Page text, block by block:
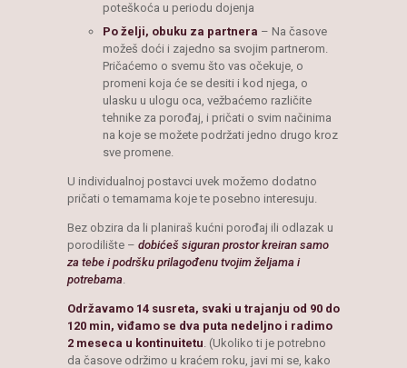
poteškoća u periodu dojenja
Po želji, obuku za partnera – Na časove
možeš doći i zajedno sa svojim partnerom.
Pričaćemo o svemu što vas očekuje, o
promeni koja će se desiti i kod njega, o
ulasku u ulogu oca, vežbaćemo različite
tehnike za porođaj, i pričati o svim načinima
na koje se možete podržati jedno drugo kroz
sve promene.
U individualnoj postavci uvek možemo dodatno
pričati o temamama koje te posebno interesuju.
Bez obzira da li planiraš kućni porođaj ili odlazak u
porodilište – dobićeš siguran prostor kreiran samo
za tebe i podršku prilagođenu tvojim željama i
potrebama
Održavamo 14 susreta, svaki u trajanju od 90 do
120 min, viđamo se dva puta nedeljno i radimo
2 meseca u kontinuitetu . (Ukoliko ti je potrebno
da časove održimo u kraćem roku, javi mi se, kako